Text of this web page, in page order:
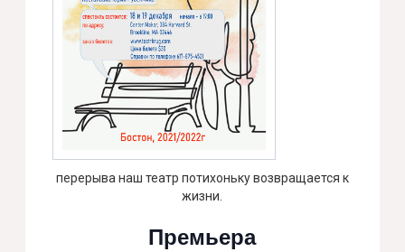
перерыва наш театр потихоньку возвращается к
жизни.
Премьера